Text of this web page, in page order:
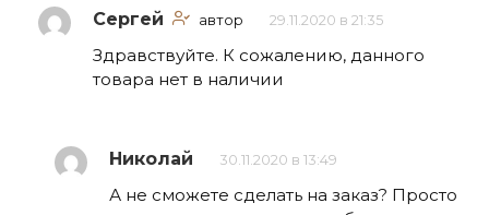
Сергей автор 29.11.2020 в 21:35
Здравствуйте. К сожалению, данного
товара нет в наличии
Николай 30.11.2020 в 13:49
А не сможете сделать на заказ? Просто